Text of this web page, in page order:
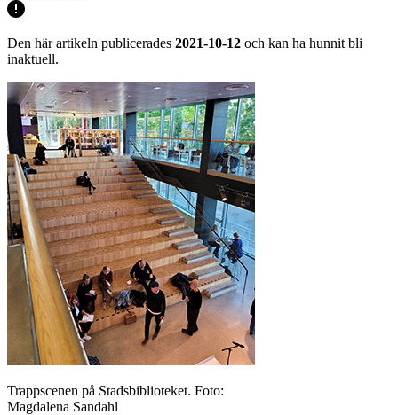
Den här artikeln publicerades 2021-10-12 och kan ha hunnit bli
inaktuell.
Trappscenen på Stadsbiblioteket. Foto:
Magdalena Sandahl